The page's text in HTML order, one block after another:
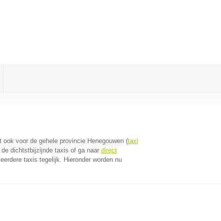
ook voor de gehele provincie Henegouwen (taxi
dichtstbijzijnde taxis of ga naar direct
taxis tegelijk. Hieronder worden nu